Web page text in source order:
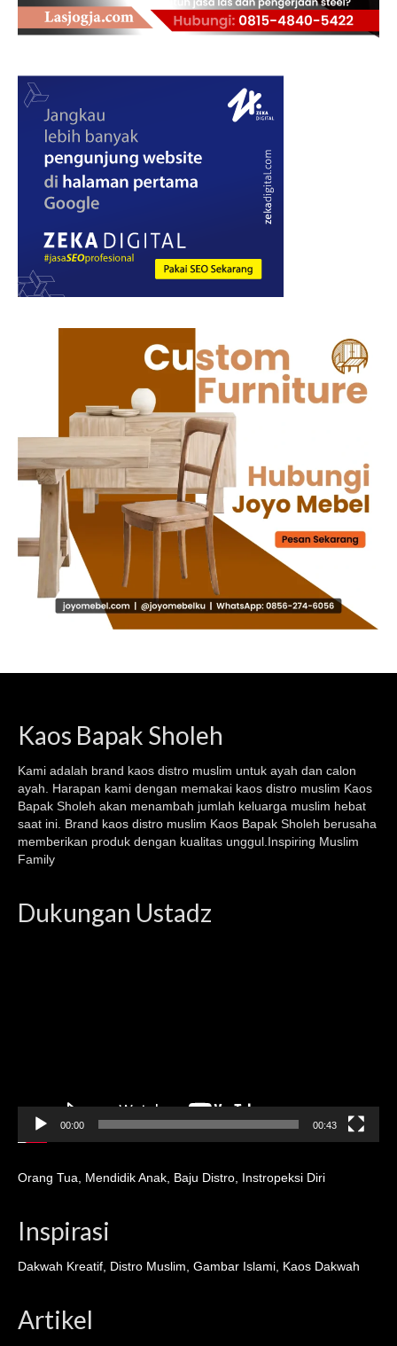
Kaos Bapak Sholeh
Kami adalah brand kaos distro muslim untuk ayah dan calon
ayah. Harapan kami dengan memakai kaos distro muslim Kaos
Bapak Sholeh akan menambah jumlah keluarga muslim hebat
saat ini. Brand kaos distro muslim Kaos Bapak Sholeh berusaha
memberikan produk dengan kualitas unggul.Inspiring Muslim
Family
Dukungan Ustadz
00:00 00:43
Orang Tua, Mendidik Anak, Baju Distro, Instropeksi Diri
Inspirasi
Dakwah Kreatif, Distro Muslim, Gambar Islami, Kaos Dakwah
Artikel